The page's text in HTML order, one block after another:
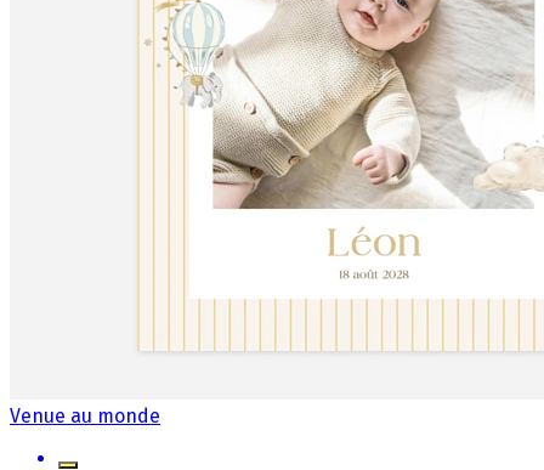
Venue au monde